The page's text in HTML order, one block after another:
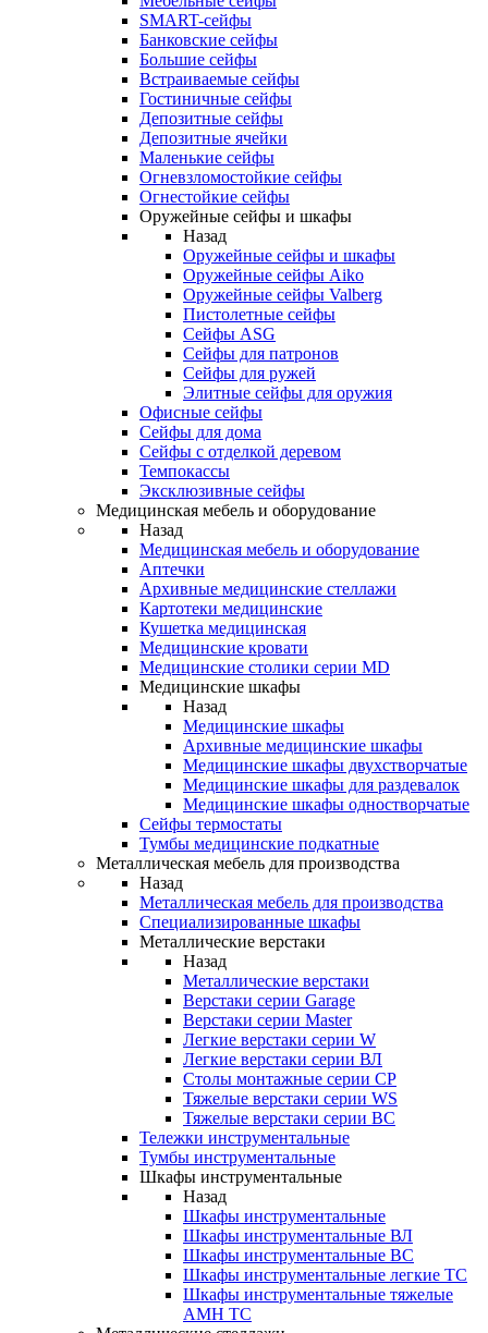
SMART-сейфы
Банковские сейфы
Большие сейфы
Встраиваемые сейфы
Гостиничные сейфы
Депозитные сейфы
Депозитные ячейки
Маленькие сейфы
Огневзломостойкие сейфы
Огнестойкие сейфы
Оружейные сейфы и шкафы
Назад
Оружейные сейфы и шкафы
Оружейные сейфы Aiko
Оружейные сейфы Valberg
Пистолетные сейфы
Сейфы ASG
Сейфы для патронов
Сейфы для ружей
Элитные сейфы для оружия
Офисные сейфы
Сейфы для дома
Сейфы с отделкой деревом
Темпокассы
Эксклюзивные сейфы
Медицинская мебель и оборудование
Назад
Медицинская мебель и оборудование
Аптечки
Архивные медицинские стеллажи
Картотеки медицинские
Кушетка медицинская
Медицинские кровати
Медицинские столики серии MD
Медицинские шкафы
Назад
Медицинские шкафы
Архивные медицинские шкафы
Медицинские шкафы двухстворчатые
Медицинские шкафы для раздевалок
Медицинские шкафы одностворчатые
Сейфы термостаты
Тумбы медицинские подкатные
Металлическая мебель для производства
Назад
Металлическая мебель для производства
Cпециализированные шкафы
Металлические верстаки
Назад
Металлические верстаки
Верстаки серии Garage
Верстаки серии Master
Легкие верстаки серии W
Легкие верстаки серии ВЛ
Столы монтажные серии СР
Тяжелые верстаки серии WS
Тяжелые верстаки серии ВС
Тележки инструментальные
Тумбы инструментальные
Шкафы инструментальные
Назад
Шкафы инструментальные
Шкафы инструментальные ВЛ
Шкафы инструментальные ВС
Шкафы инструментальные легкие ТС
Шкафы инструментальные тяжелые
AMH TC